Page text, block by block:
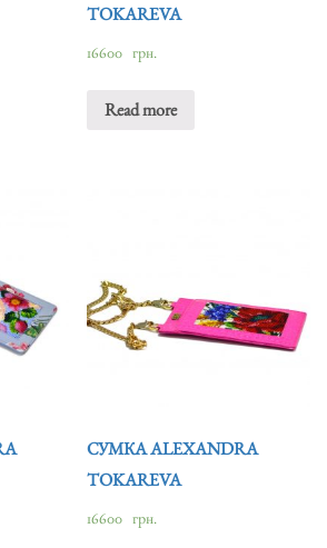
TOKAREVA
16600 грн.
Read more
СУМКА ALEXANDRA
TOKAREVA
16600 грн.